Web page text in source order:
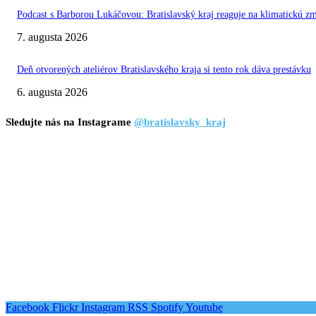
Podcast s Barborou Lukáčovou: Bratislavský kraj reaguje na klimatickú
7. augusta 2026
Deň otvorených ateliérov Bratislavského kraja si tento rok dáva prestávku
6. augusta 2026
Sledujte nás na Instagrame @bratislavsky_kraj
Facebook Flickr Instagram RSS SpotifyYoutube